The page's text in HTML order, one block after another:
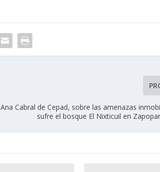
Ana Cabral de Cepad, sobre las amenazas
sufre el bosque El Nixticuil en